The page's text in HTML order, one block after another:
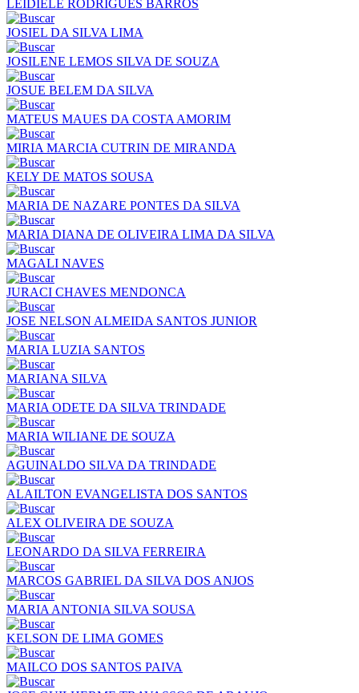
LEIDIELE RODRIGUES BARROS
JOSIEL DA SILVA LIMA
JOSILENE LEMOS SILVA DE SOUZA
JOSUE BELEM DA SILVA
MATEUS MAUES DA COSTA AMORIM
MIRIA MARCIA CUTRIN DE MIRANDA
KELY DE MATOS SOUSA
MARIA DE NAZARE PONTES DA SILVA
MARIA DIANA DE OLIVEIRA LIMA DA SILVA
MAGALI NAVES
JURACI CHAVES MENDONCA
JOSE NELSON ALMEIDA SANTOS JUNIOR
MARIA LUZIA SANTOS
MARIANA SILVA
MARIA ODETE DA SILVA TRINDADE
MARIA WILIANE DE SOUZA
AGUINALDO SILVA DA TRINDADE
ALAILTON EVANGELISTA DOS SANTOS
ALEX OLIVEIRA DE SOUZA
LEONARDO DA SILVA FERREIRA
MARCOS GABRIEL DA SILVA DOS ANJOS
MARIA ANTONIA SILVA SOUSA
KELSON DE LIMA GOMES
MAILCO DOS SANTOS PAIVA